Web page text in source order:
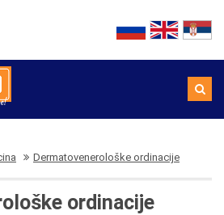
Dermatovenerološke ordinacije
ordinacije